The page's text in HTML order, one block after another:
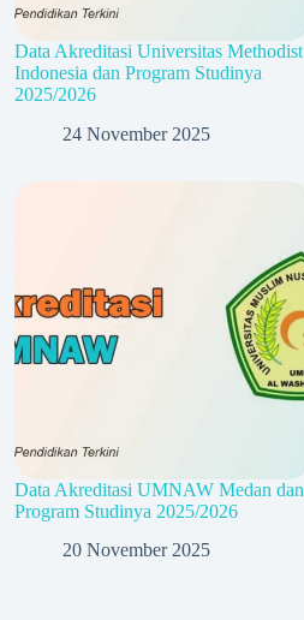
Data Akreditasi Universitas Methodist
Indonesia dan Program Studinya
2025/2026
24 November 2025
Data Akreditasi UMNAW Medan dan
Program Studinya 2025/2026
20 November 2025